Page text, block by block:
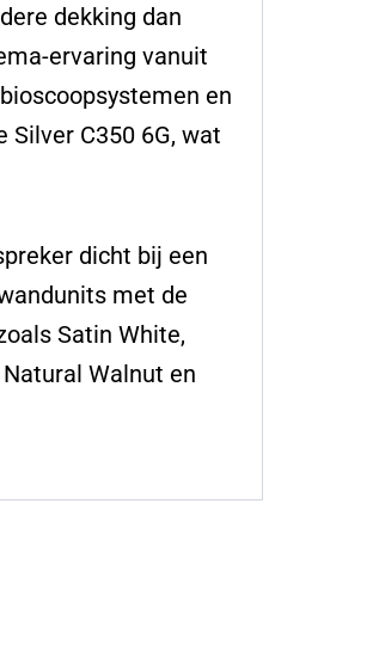
dekking dan
ervaring vanuit
en
Silver C350 6G, wat
dicht bij een
met de
Satin White,
Walnut en